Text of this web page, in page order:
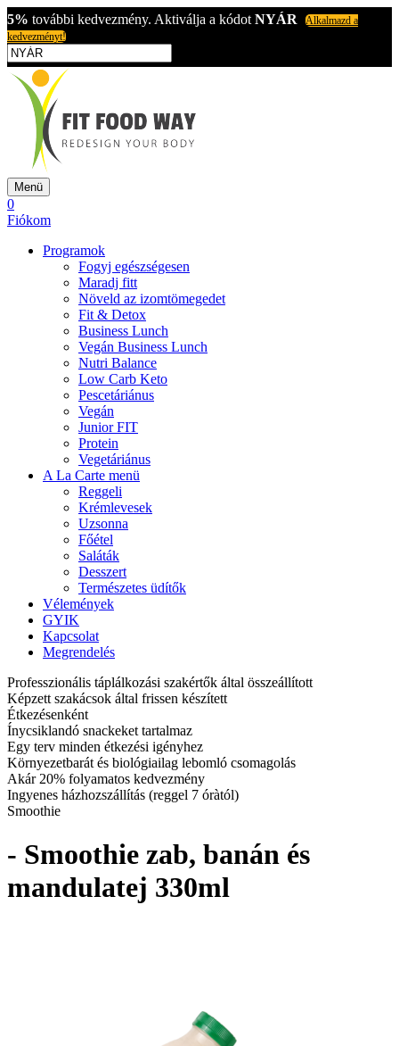
5% további kedvezmény. Aktiválja a kódot NYÁR
Alkalmazd a
kedvezményt!
Menü
0
Fiókom
Programok
Fogyj egészségesen
Maradj fitt
Növeld az izomtömegedet
Fit & Detox
Business Lunch
Vegán Business Lunch
Nutri Balance
Low Carb Keto
Pescetáriánus
Vegán
Junior FIT
Protein
Vegetáriánus
A La Carte menü
Reggeli
Krémlevesek
Uzsonna
Főétel
Saláták
Desszert
Természetes üdítők
Vélemények
GYIK
Kapcsolat
Megrendelés
Professzionális táplálkozási szakértők által összeállított
Képzett szakácsok által frissen készített
Étkezésenként
Ínycsiklandó snackeket tartalmaz
Egy terv minden étkezési igényhez
Környezetbarát és biológiailag lebomló csomagolás
Akár 20% folyamatos kedvezmény
Ingyenes házhozszállítás (reggel 7 óràtól)
Smoothie
- Smoothie zab, banán és
mandulatej 330ml